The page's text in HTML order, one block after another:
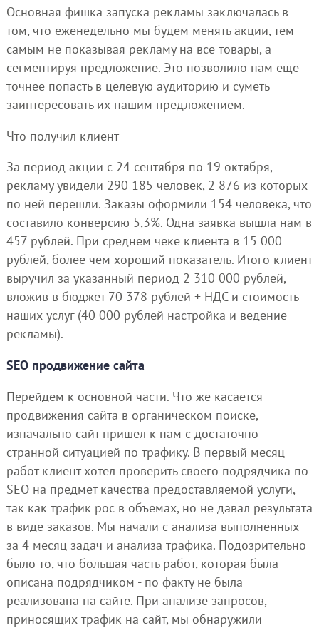
Основная фишка запуска рекламы заключалась в
том, что еженедельно мы будем менять акции, тем
самым не показывая рекламу на все товары, а
сегментируя предложение. Это позволило нам еще
точнее попасть в целевую аудиторию и суметь
заинтересовать их нашим предложением.
Что получил клиент
За период акции с 24 сентября по 19 октября,
рекламу увидели 290 185 человек, 2 876 из которых
по ней перешли. Заказы оформили 154 человека, что
составило конверсию 5,3%. Одна заявка вышла нам в
457 рублей. При среднем чеке клиента в 15 000
рублей, более чем хороший показатель. Итого клиент
выручил за указанный период 2 310 000 рублей,
вложив в бюджет 70 378 рублей + НДС и стоимость
наших услуг (40 000 рублей настройка и ведение
рекламы).
SEO продвижение сайта
Перейдем к основной части. Что же касается
продвижения сайта в органическом поиске,
изначально сайт пришел к нам с достаточно
странной ситуацией по трафику. В первый месяц
работ клиент хотел проверить своего подрядчика по
SEO на предмет качества предоставляемой услуги,
так как трафик рос в объемах, но не давал результата
в виде заказов. Мы начали с анализа выполненных
за 4 месяц задач и анализа трафика. Подозрительно
было то, что большая часть работ, которая была
описана подрядчиком - по факту не была
реализована на сайте. При анализе запросов,
приносящих трафик на сайт, мы обнаружили